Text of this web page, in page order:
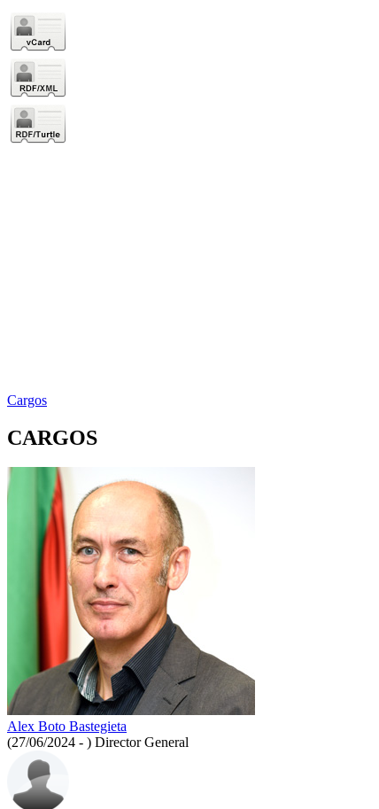
Cargos
CARGOS
Alex Boto Bastegieta
(27/06/2024 - ) Director General